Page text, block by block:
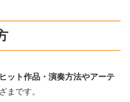
ット作品・演奏方法やアーテ
まです。